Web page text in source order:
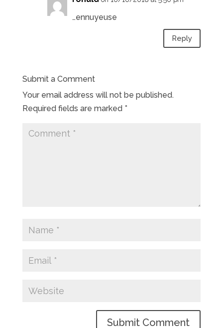
…ennuyeuse
Reply
Submit a Comment
Your email address will not be published.
Required fields are marked *